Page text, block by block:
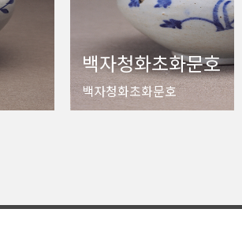
백자청화초화문호
백자청화초화문호